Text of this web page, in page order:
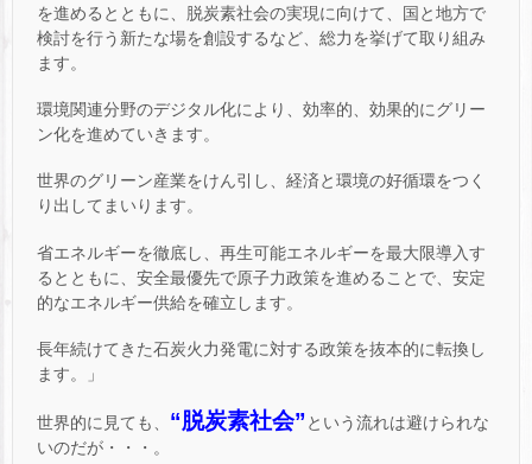
を進めるとともに、脱炭素社会の実現に向けて、国と地方で
検討を行う新たな場を創設するなど、総力を挙げて取り組み
ます。
環境関連分野のデジタル化により、効率的、効果的にグリー
ン化を進めていきます。
世界のグリーン産業をけん引し、経済と環境の好循環をつく
り出してまいります。
省エネルギーを徹底し、再生可能エネルギーを最大限導入す
るとともに、安全最優先で原子力政策を進めることで、安定
的なエネルギー供給を確立します。
長年続けてきた石炭火力発電に対する政策を抜本的に転換し
ます。」
世界的に見ても、 “脱炭素社会”という流れは避けられな
いのだが・・・。